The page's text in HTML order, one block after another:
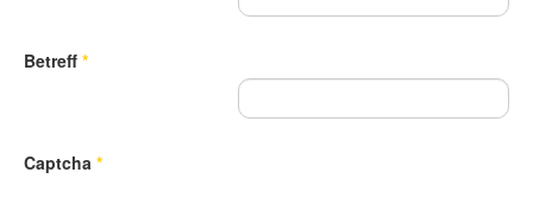
Betreff *
Captcha *